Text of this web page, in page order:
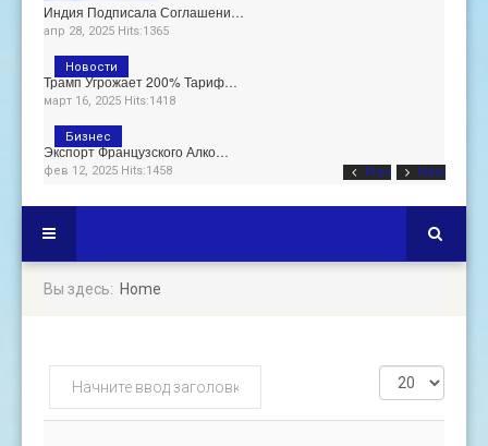
Prev Next
Индия Подписала Соглашени…
апр 28, 2025 Hits:1365
Трамп Угрожает 200% Тариф…
март 16, 2025 Hits:1418
Новости
Экспорт Французского Алко…
фев 12, 2025 Hits:1458
Бизнес
Вы здесь: Home
Начните
ввод
Кол-
во